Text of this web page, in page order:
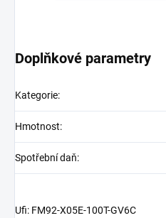
Doplňkové parametry
Kategorie:
Hmotnost:
Spotřební daň:
Ufi: FM92-X05E-100T-GV6C